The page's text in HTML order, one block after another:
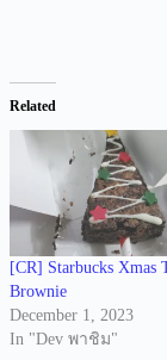
Related
[CR] Starbucks Xmas
Brownie
December 1, 2023
In "Dev พาชิม"